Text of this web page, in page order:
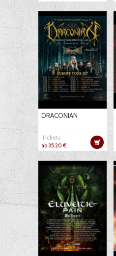
DRACONIAN
Tickets
ab 35,20 €